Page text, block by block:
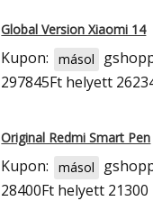
Global Version Xiaomi 14
Kupon: másol
297845Ft helyett
Original Redmi Smart Pen
Kupon: másol
28400Ft helyett 21300